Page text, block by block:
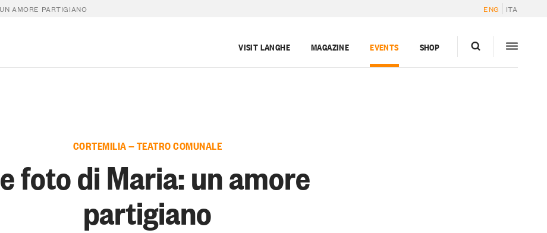
AMORE PARTIGIANO ENG ITA
VISIT LANGHE MAGAZINE EVENTS SHOP
CORTEMILIA — TEATRO COMUNALE
foto di Maria: un amore
partigiano